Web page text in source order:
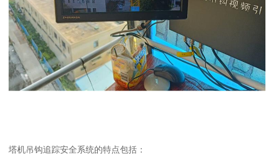
塔机吊钩追踪安全系统的特点包括：